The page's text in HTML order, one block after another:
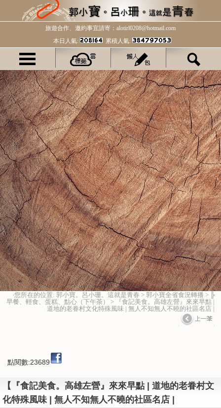
旅遊合作、邀約事宜請寄：alotirl0208@hotmail.com
本日人氣:
累積人氣:
‧您所在的位置: 郭小寶。呂小珊。這就是青春 > 郭小寶全省食況轉播 > ╠
早餐、輕食、蛋糕、點心（下午茶） > 『食記美食。高雄左營』來來早點 |
道地的老眷村文化特殊風味 | 無人不知無人不曉的社區名店 |
點閱數:23689
【『食記美食。高雄左營』來來早點 | 道地的老眷村文
化特殊風味 | 無人不知無人不曉的社區名店 |